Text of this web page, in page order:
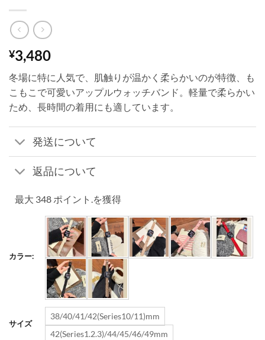
¥3,480
冬場に特に人気で、肌触りが温かく柔らかいのが特徴、も
こもこで可愛いアップルウォッチバンド。軽量で柔らかい
ため、長時間の着用にも適しています。
発送について
返品について
最大 348 ポイント.を獲得
カラー:
サイズ
38/40/41/42(Series10/11)mm
42(Series1.2.3)/44/45/46/49mm